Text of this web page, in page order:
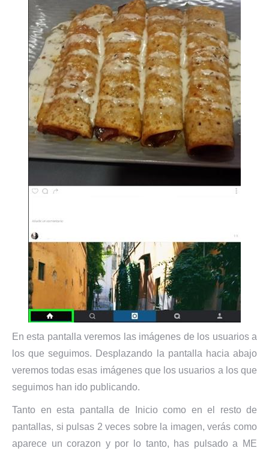
En esta pantalla veremos las imágenes de los usuarios a
los que seguimos. Desplazando la pantalla hacia abajo
veremos todas esas imágenes que los usuarios a los que
seguimos han ido publicando.
Tanto en esta pantalla de Inicio como en el resto de
pantallas, si pulsas 2 veces sobre la imagen, verás como
aparece un corazon y por lo tanto, has pulsado a ME